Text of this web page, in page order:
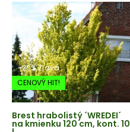
-20% Zľava
CENOVÝ HIT!
Brest hrabolistý ´WREDEI´
na kmienku 120 cm, kont. 10